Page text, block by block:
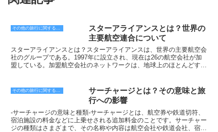
スターアライアンスとは？世界の
主要航空連合について
スターアライアンスとは？スターアライアンスは、世界の主要航空会
社のグループである。1997年に設立され、現在は26の航空会社が加
盟している。加盟航空会社のネットワークは、地球上のほとんどすべ
通じて、旅客の利便性を向上させ、航空旅行の安全性と効率性を高め
ることである。具体的な取り組みとしては、以下のものが挙げられ
る。・加盟航空会社間の共同運航便の運航。・加盟航空会社間のマイ
レージプログラムの共通化。・加盟航空会社間のラウンジの相互利
用。・加盟航空会社間の航空機の相互リース。これらの取り組みを通
じて、スターアライアンスは旅客の利便性を向上させ、航空旅行の安
その他の旅行に関する用語
サーチャージとは？その意味と旅
行への影響
-サーチャージの意味と種類-サーチャージとは、航空券や鉄道切符、
宿泊施設の料金などに上乗せされる追加料金のことです。サーチャー
ジの種類はさまざまで、その名称や内容は航空会社や鉄道会社、宿泊